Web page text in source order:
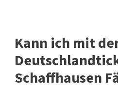
Kann ich mit
Schaffhausen